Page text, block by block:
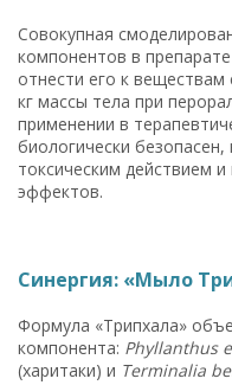
Совокупная
компонентов в
отнести его к веществам
кг массы тела при
применении в
биологически
токсическим действием
эффектов.
Синергия: «Мыло
Формула «Трипхала»
компонента: Phyllanthus
(харитаки) и Terminalia